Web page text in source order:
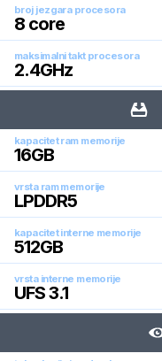
broj jezgara procesora
8 core
maksimalni takt procesora
2.4GHz
kapacitet ram memorije
16GB
vrsta ram memorije
LPDDR5
kapacitet interne memorije
512GB
vrsta interne memorije
UFS 3.1